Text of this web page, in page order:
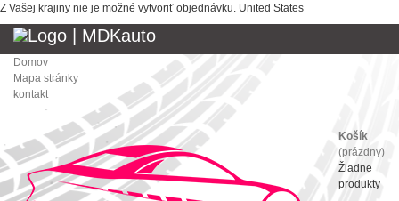
Z Vašej krajiny nie je možné vytvoriť objednávku. United States
Domov
Mapa stránky
kontakt
Košík
(prázdny)
Žiadne
produkty